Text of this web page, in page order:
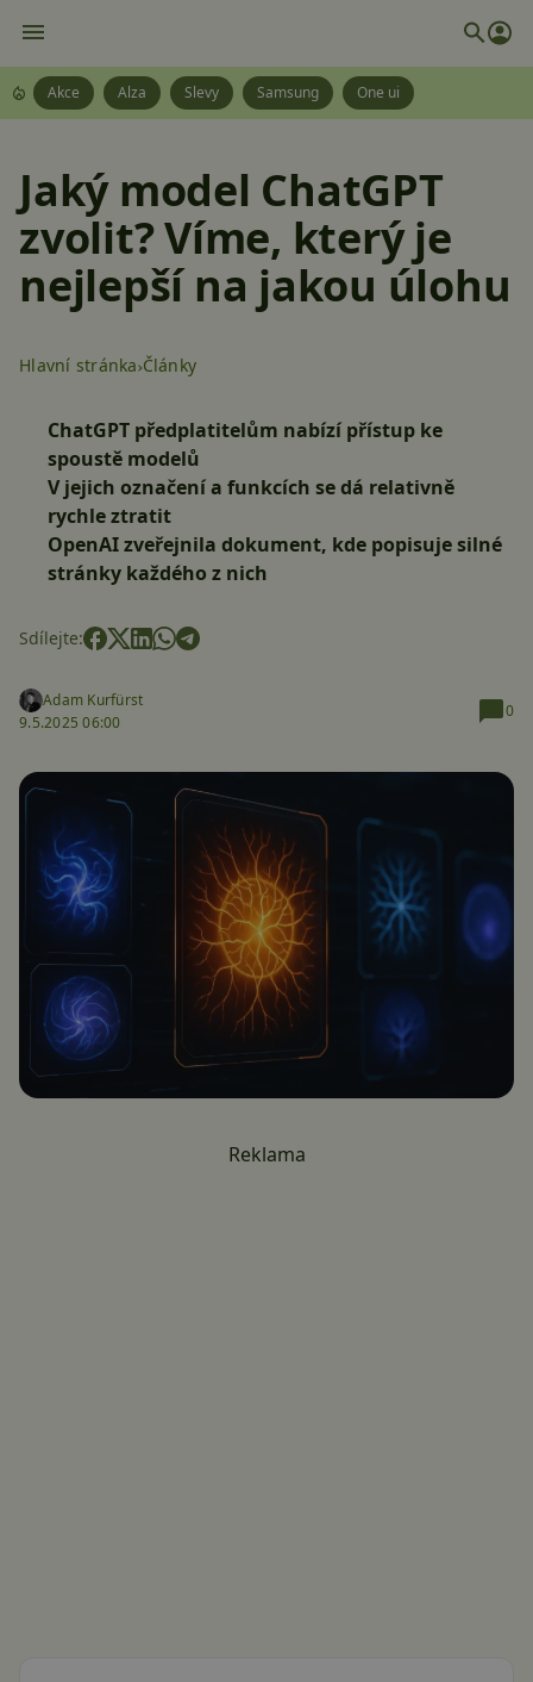
Akce Alza Slevy Samsung One ui
Jaký model ChatGPT
zvolit? Víme, který je
nejlepší na jakou úlohu
Hlavní stránka Články
ChatGPT předplatitelům nabízí přístup ke
spoustě modelů
V jejich označení a funkcích se dá relativně
rychle ztratit
OpenAI zveřejnila dokument, kde popisuje silné
stránky každého z nich
Sdílejte:
Adam Kurfürst
9.5.2025 06:00
0
Reklama